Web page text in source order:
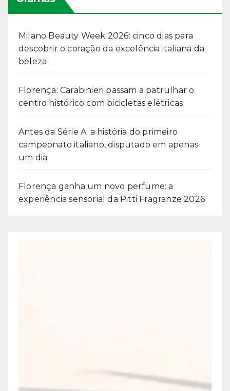
Milano Beauty Week 2026: cinco dias para
descobrir o coração da excelência italiana da
beleza
Florença: Carabinieri passam a patrulhar o
centro histórico com bicicletas elétricas
Antes da Série A: a história do primeiro
campeonato italiano, disputado em apenas
um dia
Florença ganha um novo perfume: a
experiência sensorial da Pitti Fragranze 2026